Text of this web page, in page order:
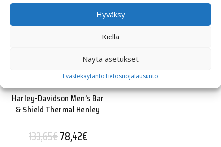
Hyväksy
Kiellä
Näytä asetukset
EvästekäytäntöTietosuojalausunto
Harley-Davidson Men’s Bar
& Shield Thermal Henley
130,65€Alkuperäinen hinta oli: 130,65€.
78,42€